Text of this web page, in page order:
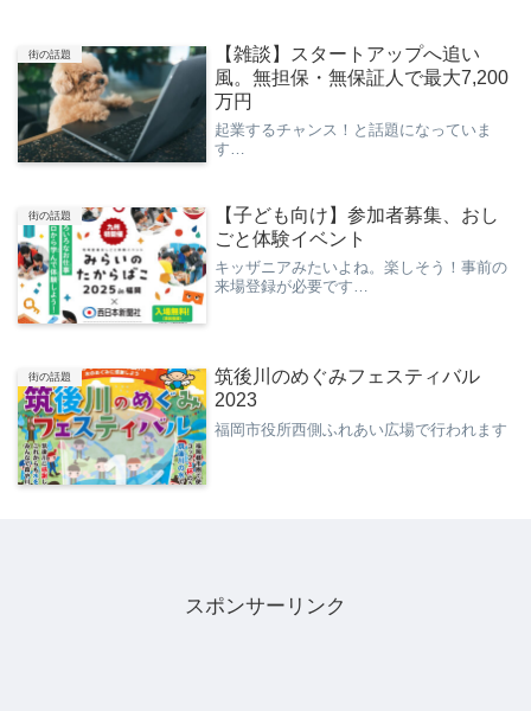
街の話題
【雑談】スタートアップへ追い
風。無担保・無保証人で最大7,200
万円
起業するチャンス！と話題になっていま
す…
街の話題
【子ども向け】参加者募集、おし
ごと体験イベント
キッザニアみたいよね。楽しそう！事前の
来場登録が必要です…
街の話題
筑後川のめぐみフェスティバル
2023
福岡市役所西側ふれあい広場で行われます
スポンサーリンク